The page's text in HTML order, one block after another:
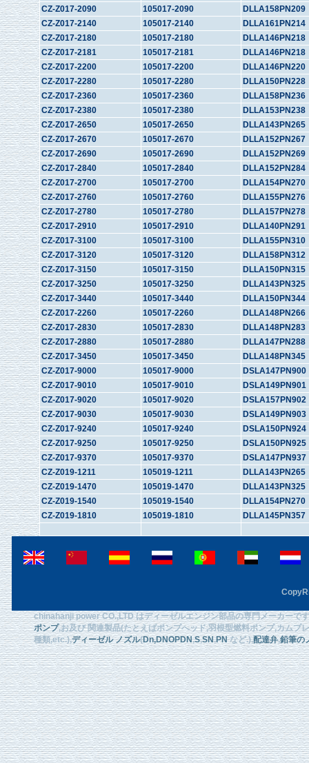
CZ-Z017-2090
105017-2090
DLLA158PN209
CZ-Z017-2140
105017-2140
DLLA161PN214
CZ-Z017-2180
105017-2180
DLLA146PN218
CZ-Z017-2181
105017-2181
DLLA146PN218
CZ-Z017-2200
105017-2200
DLLA146PN220
CZ-Z017-2280
105017-2280
DLLA150PN228
CZ-Z017-2360
105017-2360
DLLA158PN236
CZ-Z017-2380
105017-2380
DLLA153PN238
CZ-Z017-2650
105017-2650
DLLA143PN265
CZ-Z017-2670
105017-2670
DLLA152PN267
CZ-Z017-2690
105017-2690
DLLA152PN269
CZ-Z017-2840
105017-2840
DLLA152PN284
CZ-Z017-2700
105017-2700
DLLA154PN270
CZ-Z017-2760
105017-2760
DLLA155PN276
CZ-Z017-2780
105017-2780
DLLA157PN278
CZ-Z017-2910
105017-2910
DLLA140PN291
CZ-Z017-3100
105017-3100
DLLA155PN310
CZ-Z017-3120
105017-3120
DLLA158PN312
CZ-Z017-3150
105017-3150
DLLA150PN315
CZ-Z017-3250
105017-3250
DLLA143PN325
CZ-Z017-3440
105017-3440
DLLA150PN344
CZ-Z017-2260
105017-2260
DLLA148PN266
CZ-Z017-2830
105017-2830
DLLA148PN283
CZ-Z017-2880
105017-2880
DLLA147PN288
CZ-Z017-3450
105017-3450
DLLA148PN345
CZ-Z017-9000
105017-9000
DSLA147PN900
CZ-Z017-9010
105017-9010
DSLA149PN901
CZ-Z017-9020
105017-9020
DSLA157PN902
CZ-Z017-9030
105017-9030
DSLA149PN903
CZ-Z017-9240
105017-9240
DSLA150PN924
CZ-Z017-9250
105017-9250
DSLA150PN925
CZ-Z017-9370
105017-9370
DSLA147PN937
CZ-Z019-1211
105019-1211
DLLA143PN265
CZ-Z019-1470
105019-1470
DLLA143PN325
CZ-Z019-1540
105019-1540
DLLA154PN270
CZ-Z019-1810
105019-1810 DLLA145PN357
chinahanji power CO.,LTD はディーゼルエンジン部品の専門メーカーで
ポンプ,お及び 関連製品(たとえばポンプへッド,羽根型燃料ポンプ,カムプ
種類,etc.),ディーゼル ノズル(Dn,DNOPDN,S,SN,PNなど.),配達弁,鉛筆の